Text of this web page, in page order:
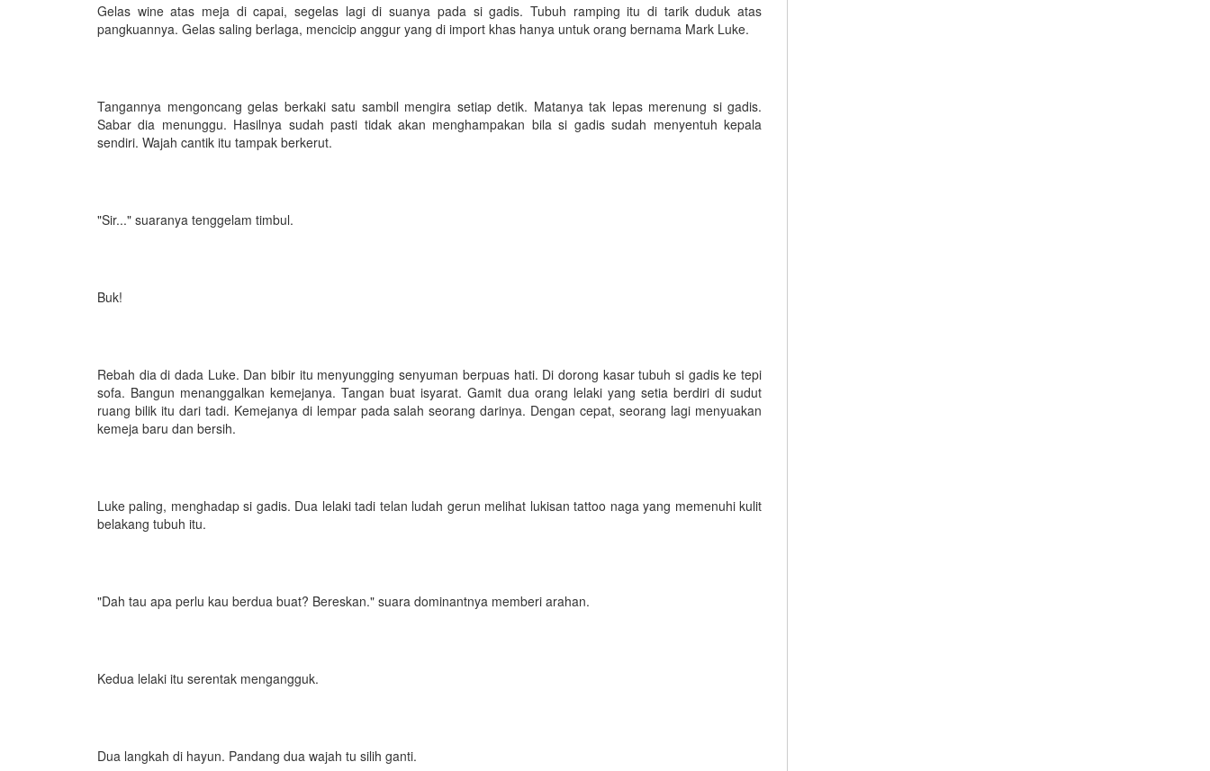
Gelas wine atas meja di capai, segelas lagi di suanya pada si gadis. Tubuh ramping itu di tarik duduk atas
pangkuannya. Gelas saling berlaga, mencicip anggur yang di import khas hanya untuk orang bernama Mark Luke.
Tangannya mengoncang gelas berkaki satu sambil mengira setiap detik. Matanya tak lepas merenung si gadis.
Sabar dia menunggu. Hasilnya sudah pasti tidak akan menghampakan bila si gadis sudah menyentuh kepala
sendiri. Wajah cantik itu tampak berkerut.
"Sir..." suaranya tenggelam timbul.
Buk!
Rebah dia di dada Luke. Dan bibir itu menyungging senyuman berpuas hati. Di dorong kasar tubuh si gadis ke tepi
sofa. Bangun menanggalkan kemejanya. Tangan buat isyarat. Gamit dua orang lelaki yang setia berdiri di sudut
ruang bilik itu dari tadi. Kemejanya di lempar pada salah seorang darinya. Dengan cepat, seorang lagi menyuakan
kemeja baru dan bersih.
Luke paling, menghadap si gadis. Dua lelaki tadi telan ludah gerun melihat lukisan tattoo naga yang memenuhi kulit
belakang tubuh itu.
"Dah tau apa perlu kau berdua buat? Bereskan." suara dominantnya memberi arahan.
Kedua lelaki itu serentak mengangguk.
Dua langkah di hayun. Pandang dua wajah tu silih ganti.